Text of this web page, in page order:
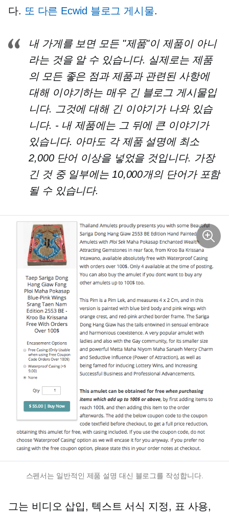
다. 또 다른 Ecwid 블로그 게시물.
내 가게를 보면 모든 "제품"이 제품이 아니
라는 것을 알 수 있습니다. 실제로는 제품
의 모든 좋은 점과 제품과 관련된 사항에
대해 이야기하는 매우 긴 블로그 게시물입
니다. 그것에 대해 긴 이야기가 나와 있습
니다. -내 제품에는 그 뒤에 큰 이야기가
있습니다. 아마도 각 제품 설명에 최소
2,000 단어 이상을 넣었을 것입니다. 가장
긴 것 중 일부에는 10,000개의 단어가 포함
될 수 있습니다.
스펜서는 일반적인 제품 설명 대신 블로그를 작성합니다.
그는 비디오 삽입, 텍스트 서식 지정, 표 사용,